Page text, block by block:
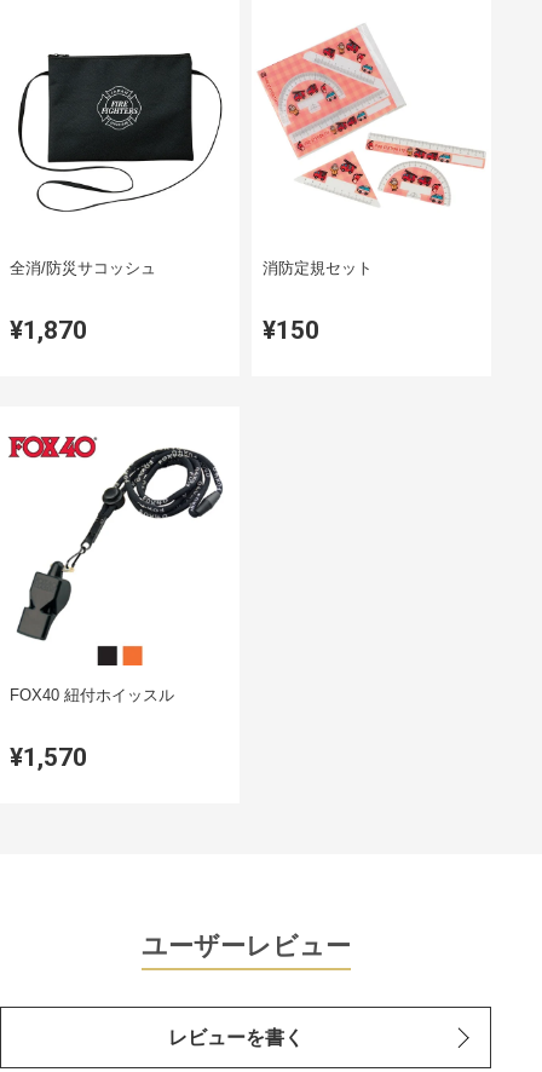
全消/防災サコッシュ
¥1,870
消防定規セット
¥150
FOX40 紐付ホイッスル
¥1,570
ユーザーレビュー
レビューを書く